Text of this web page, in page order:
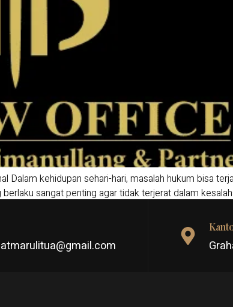
kehidupan sehari-hari, masalah hukum bisa
sangat penting agar tidak terjerat dalam
siapa pun yang […]